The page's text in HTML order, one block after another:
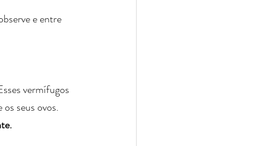
e entre
vermífugos
seus ovos.